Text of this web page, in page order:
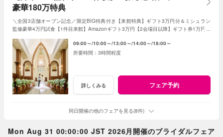
豪華180万特典
＼全国3店舗オープン記念／限定BIG特典付き【来館特典】ギフト3万円分＆ミシュラン
監修豪華4万円試食【1件目来館】Amazonギフト3万円【2会場目以降】ギフト券1万円プ
09:00～ 10:00～ 13:00～ 14:00～ 18:00～
3時間程度
詳しくみる フェア予約
同日開催の他のフェアを見る(8件)
Mon Aug 31 00:00:00 JST 2026月開催のブライダルフェア